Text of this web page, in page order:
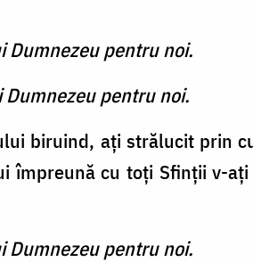
Dumnezeu pentru noi.
pentru noi.
biruind, aţi strălucit prin
împreună cu toţi Sfinţii v-
Dumnezeu pentru noi.